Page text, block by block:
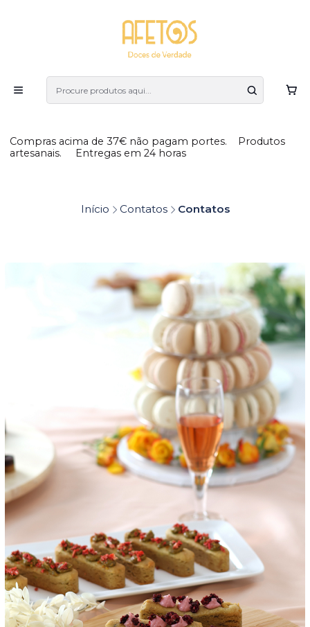
Compras acima de 37€ não pagam portes. Produtos
artesanais. Entregas em 24 horas
Início Contatos Contatos